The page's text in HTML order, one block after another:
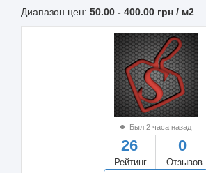
Диапазон цен: 50.00 - 400.00 грн / м2
Был 2 часа назад
26
Рейтинг
0
Отзывов